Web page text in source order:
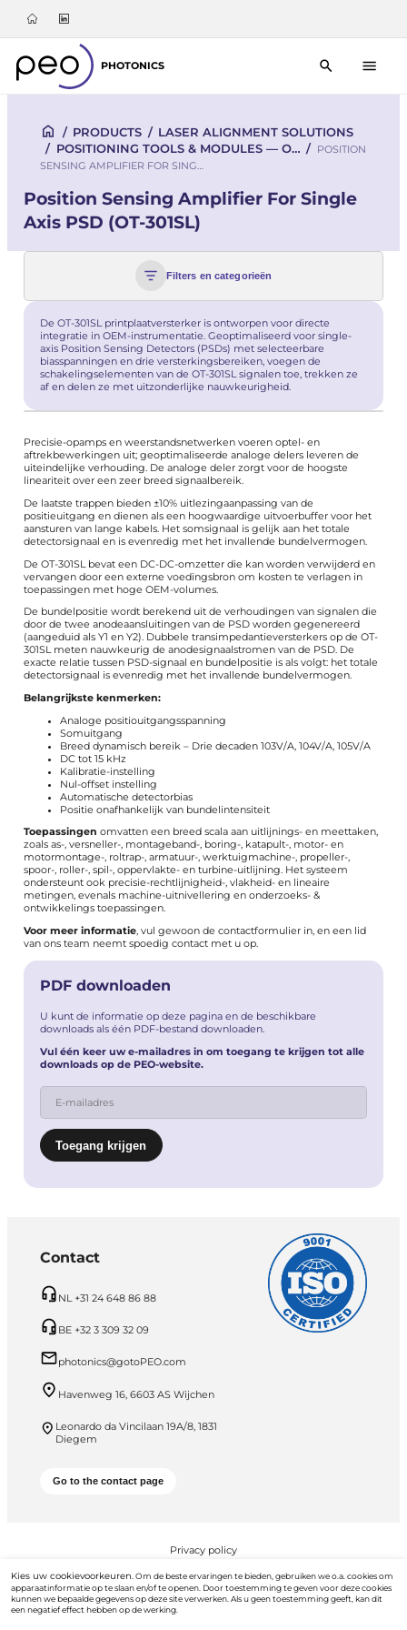
PHOTONICS
/ PRODUCTS / LASER ALIGNMENT SOLUTIONS
/ POSITIONING TOOLS & MODULES — O… / POSITION
SENSING AMPLIFIER FOR SING…
Position Sensing Amplifier For Single
Axis PSD (OT-301SL)
Filters en categorieën
De OT-301SL printplaatversterker is ontworpen voor directe
integratie in OEM-instrumentatie. Geoptimaliseerd voor single-
axis Position Sensing Detectors (PSDs) met selecteerbare
biasspanningen en drie versterkingsbereiken, voegen de
schakelingselementen van de OT-301SL signalen toe, trekken ze
af en delen ze met uitzonderlijke nauwkeurigheid.
Precisie-opamps en weerstandsnetwerken voeren optel- en
aftrekbewerkingen uit; geoptimaliseerde analoge delers leveren de
uiteindelijke verhouding. De analoge deler zorgt voor de hoogste
lineariteit over een zeer breed signaalbereik.
De laatste trappen bieden ±10% uitlezingaanpassing van de
positieuitgang en dienen als een hoogwaardige uitvoerbuffer voor het
aansturen van lange kabels. Het somsignaal is gelijk aan het totale
detectorsignaal en is evenredig met het invallende bundelvermogen.
De OT-301SL bevat een DC-DC-omzetter die kan worden verwijderd en
vervangen door een externe voedingsbron om kosten te verlagen in
toepassingen met hoge OEM-volumes.
De bundelpositie wordt berekend uit de verhoudingen van signalen die
door de twee anodeaansluitingen van de PSD worden gegenereerd
(aangeduid als Y1 en Y2). Dubbele transimpedantieversterkers op de OT-
301SL meten nauwkeurig de anodesignaalstromen van de PSD. De
exacte relatie tussen PSD-signaal en bundelpositie is als volgt: het totale
detectorsignaal is evenredig met het invallende bundelvermogen.
Belangrijkste kenmerken:
Analoge positiouitgangsspanning
Somuitgang
Breed dynamisch bereik – Drie decaden 103V/A, 104V/A, 105V/A
DC tot 15 kHz
Kalibratie-instelling
Nul-offset instelling
Automatische detectorbias
Positie onafhankelijk van bundelintensiteit
Toepassingen omvatten een breed scala aan uitlijnings- en meettaken,
zoals as-, versneller-, montageband-, boring-, katapult-, motor- en
motormontage-, roltrap-, armatuur-, werktuigmachine-, propeller-,
spoor-, roller-, spil-, oppervlakte- en turbine-uitlijning. Het systeem
ondersteunt ook precisie-rechtlijnigheid-, vlakheid- en lineaire
metingen, evenals machine-uitnivellering en onderzoeks- &
ontwikkelings toepassingen.
Voor meer informatie, vul gewoon de contactformulierin, en een lid
van ons team neemt spoedig contact met u op.
PDF downloaden
U kunt de informatie op deze pagina en de beschikbare
downloads als één PDF-bestand downloaden.
Vul één keer uw e-mailadres in om toegang te krijgen tot alle
downloads op de PEO-website.
Contact
NL +31 24 648 86 88
BE +32 3 309 32 09
photonics@gotoPEO.com
Havenweg 16, 6603 AS Wijchen
Leonardo da Vincilaan 19A/8, 1831
Diegem
Go to the contact page
Privacy policy
PEO B.V. © 2026 Alle rechten voorbehouden
Kies uw cookievoorkeuren. Om de beste ervaringen te bieden, gebruiken we o.a. cookies om
apparaatinformatie op te slaan en/of te openen. Door toestemming te geven voor deze cookies
kunnen we bepaalde gegevens op deze site verwerken. Als u geen toestemming geeft, kan dit
een negatief effect hebben op de werking.